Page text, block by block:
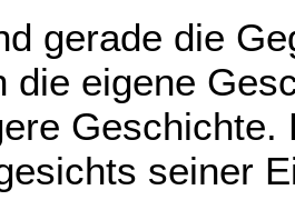
gerade die
die eigene
seiner